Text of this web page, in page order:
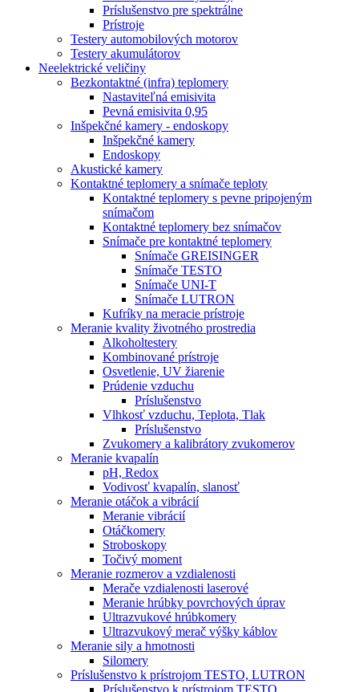
Príslušenstvo pre spektrálne
Prístroje
Testery automobilových motorov
Testery akumulátorov
Neelektrické veličiny
Bezkontaktné (infra) teplomery
Nastaviteľná emisivita
Pevná emisivita 0,95
Inšpekčné kamery - endoskopy
Inšpekčné kamery
Endoskopy
Akustické kamery
Kontaktné teplomery a snímače teploty
Kontaktné teplomery s pevne pripojeným
snímačom
Kontaktné teplomery bez snímačov
Snímače pre kontaktné teplomery
Snímače GREISINGER
Snímače TESTO
Snímače UNI-T
Snímače LUTRON
Kufríky na meracie prístroje
Meranie kvality životného prostredia
Alkoholtestery
Kombinované prístroje
Osvetlenie, UV žiarenie
Prúdenie vzduchu
Príslušenstvo
Vlhkosť vzduchu, Teplota, Tlak
Príslušenstvo
Zvukomery a kalibrátory zvukomerov
Meranie kvapalín
pH, Redox
Vodivosť kvapalín, slanosť
Meranie otáčok a vibrácií
Meranie vibrácií
Otáčkomery
Stroboskopy
Točivý moment
Meranie rozmerov a vzdialenosti
Merače vzdialenosti laserové
Meranie hrúbky povrchových úprav
Ultrazvukové hrúbkomery
Ultrazvukový merač výšky káblov
Meranie sily a hmotnosti
Silomery
Príslušenstvo k prístrojom TESTO, LUTRON
Príslušenstvo k prístrojom TESTO